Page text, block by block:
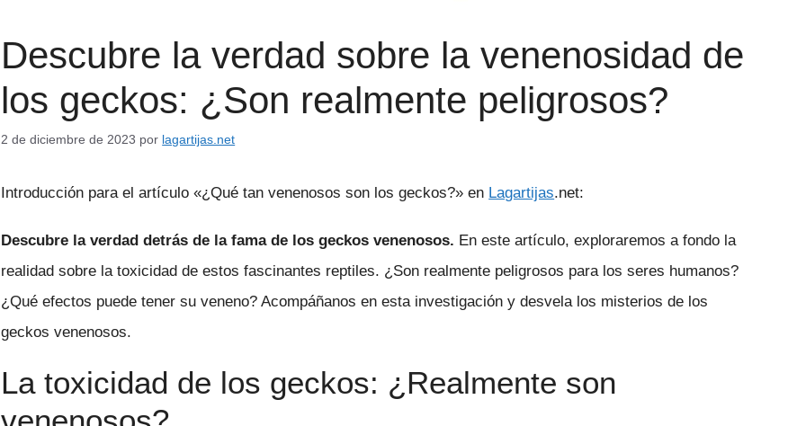
Descubre la verdad sobre la venenosidad de
los geckos: ¿Son realmente peligrosos?
2 de diciembre de 2023 por lagartijas.net
Introducción para el artículo «¿Qué tan venenosos son los geckos?» en Lagartijas.net:
Descubre la verdad detrás de la fama de los geckos venenosos. En este artículo, exploraremos a fondo la
realidad sobre la toxicidad de estos fascinantes reptiles. ¿Son realmente peligrosos para los seres humanos?
¿Qué efectos puede tener su veneno? Acompáñanos en esta investigación y desvela los misterios de los
geckos venenosos.
La toxicidad de los geckos: ¿Realmente son